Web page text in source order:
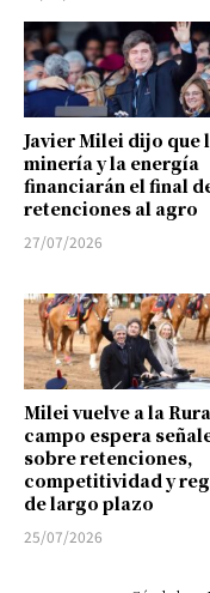
Javier Milei dijo que
minería y la energía
financiarán el final
retenciones al agro
27/07/2026
Milei vuelve a la
campo espera
sobre retenciones,
competitividad y
de largo plazo
25/07/2026